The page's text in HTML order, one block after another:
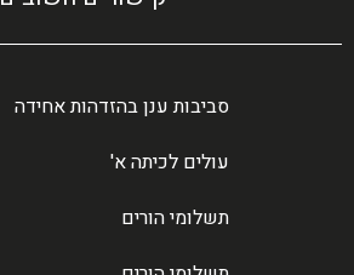
סביבות ענן בהזדהות אחידה
עולים לכיתה א'
תשלומי הורים